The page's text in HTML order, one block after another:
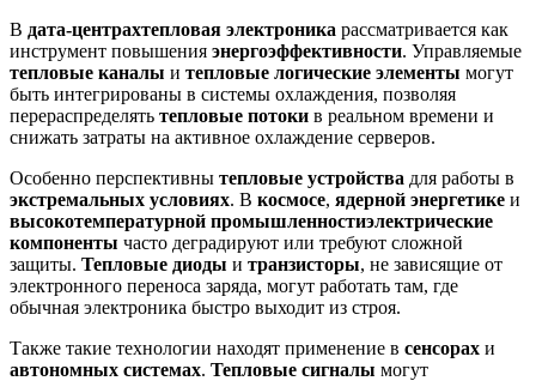
В дата-центрахтепловая электроника рассматривается как
инструмент повышения энергоэффективности. Управляемые
тепловые каналы и тепловые логические элементы могут
быть интегрированы в системы охлаждения, позволяя
перераспределять тепловые потоки в реальном времени и
снижать затраты на активное охлаждение серверов.
Особенно перспективны тепловые устройства для работы в
экстремальных условиях. В космосе, ядерной энергетике и
высокотемпературной промышленностиэлектрические
компоненты часто деградируют или требуют сложной
защиты. Тепловые диоды и транзисторы, не зависящие от
электронного переноса заряда, могут работать там, где
обычная электроника быстро выходит из строя.
Также такие технологии находят применение в сенсорах и
автономных системах. Тепловые сигналы могут